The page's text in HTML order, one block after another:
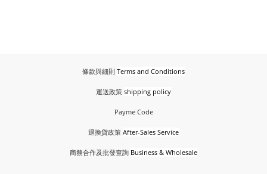
條款與細則 Terms and Conditions
運送政策 shipping policy
Payme Code
退換貨政策 After-Sales Service
商務合作及批發查詢 Business & Wholesale